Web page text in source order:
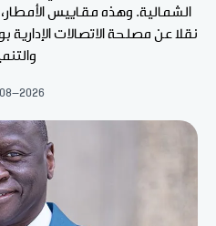
الشمالية. وهذه مقاييس الأمطار،
نقلا عن مصلحة الاتصالات الإدارية
2026